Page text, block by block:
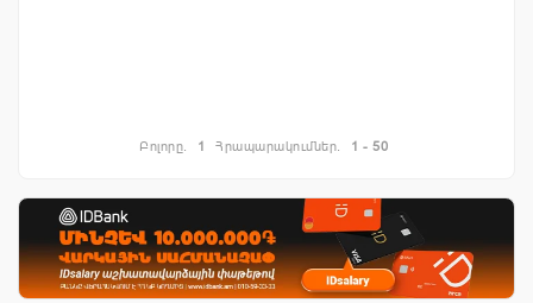
Բոլորը. 1 Հրապարակումներ. 1 - 50